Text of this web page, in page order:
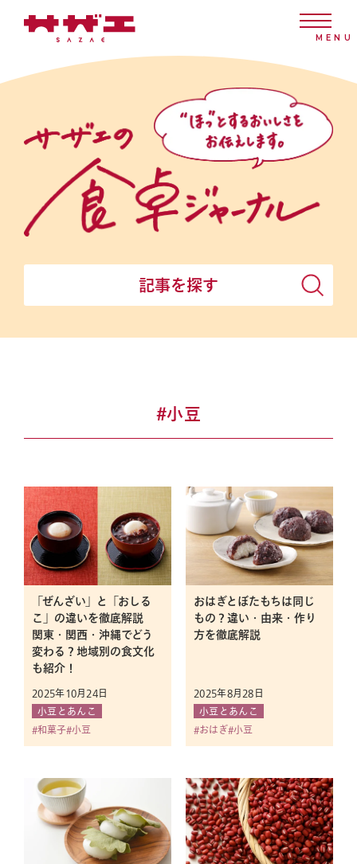
おはぎ・おむすびへのこだわり
業務用あんこの販売
サザエについて
採用情報
記事を探す
すべて 小豆とあんこ
アレンジレシピ
おはぎ
おむすび
おやき お土産
お寿司
お米
お餅 ギフト
ジンギスカン
スープカレー
ダイエット
マナー
健康
十勝 和菓子
季節行事
季節食材
小豆 正月
礼法
食文化
#小豆
「ぜんざい」と「おしる
こ」の違いを徹底解説
関東・関西・沖縄でどう
変わる？地域別の食文化
も紹介！
2025年10月24日
小豆とあんこ
和菓子 小豆
おはぎとぼたもちは同じ
もの？違い・由来・作り
方を徹底解説
2025年8月28日
小豆とあんこ
おはぎ 小豆